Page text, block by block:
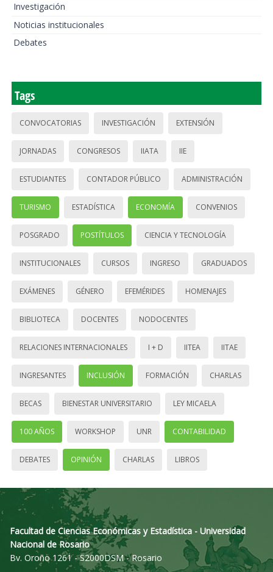
Investigación
Noticias institucionales
Debates
Tags
CONVOCATORIAS INVESTIGACIÓN EXTENSIÓN
JORNADAS CONGRESOS IIATA IIE
ESTUDIANTES CONTADOR PÚBLICO ADMINISTRACIÓN
TURISMO ESTADÍSTICA ECONOMÍA CONVENIOS
POSGRADO POSTÍTULOS CIENCIA Y TECNOLOGÍA
INSTITUCIONALES CURSOS INGRESO GRADUADOS
EXÁMENES GÉNERO EFEMÉRIDES HOMENAJES
BIBLIOTECA DOCENTES NODOCENTES
RELACIONES INTERNACIONALES I + D IITEA IITAE
INGRESANTES INCLUSIÓN FORMACIÓN CHARLAS
BECAS BIENESTAR UNIVERSITARIO LEY MICAELA
100 AÑOS WORKSHOP UNR CONTABILIDAD
DEBATES OPINIÓN CHARLAS LIBROS
Facultad de Ciencias Económicas y Estadística - Universidad
Nacional de Rosario
Bv. Oroño 1261 - S2000DSM - Rosario